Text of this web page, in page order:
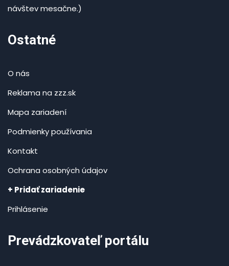
návštev mesačne.)
Ostatné
O nás
Reklama na zzz.sk
Mapa zariadení
Podmienky používania
Kontakt
Ochrana osobných údajov
+ Pridať zariadenie
Prihlásenie
Prevádzkovateľ portálu